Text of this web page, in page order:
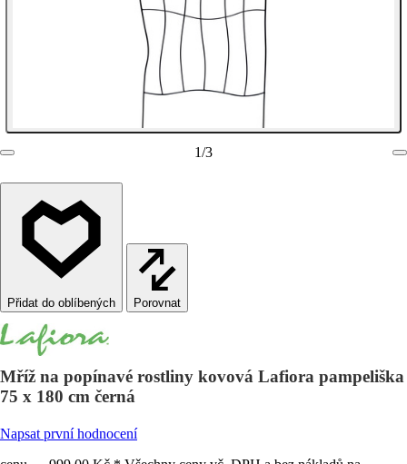
1/3
Porovnat
Mříž na popínavé rostliny kovová Lafiora pampeliška
75 x 180 cm černá
Napsat první hodnocení